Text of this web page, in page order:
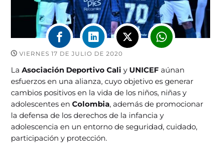
VIERNES 17 DE JULIO DE 2020
LaAsociación Deportivo Cali y UNICEF aúnan
esfuerzos en una alianza, cuyo objetivo es generar
cambios positivos en la vida de los niños, niñas y
adolescentes enColombia, además de promocionar
la defensa de los derechos de la infancia y
adolescencia en un entorno de seguridad, cuidado,
participación y protección.